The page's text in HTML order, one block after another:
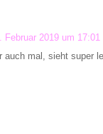
Februar 2019 um 17:01
auch mal, sieht super